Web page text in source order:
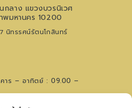
กลาง แขวงบวรนิเวศ
พมหานคร 10200
นิทรรศน์รัตนโกสินทร์
คาร – อาทิตย์ : 09.00 –